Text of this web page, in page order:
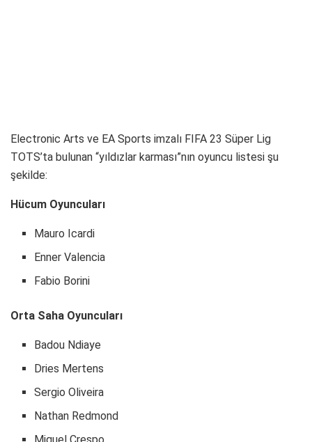
Electronic Arts ve EA Sports imzalı FIFA 23 Süper Lig
TOTS’ta bulunan “yıldızlar karması”nın oyuncu listesi şu
şekilde:
Hücum Oyuncuları
Mauro Icardi
Enner Valencia
Fabio Borini
Orta Saha Oyuncuları
Badou Ndiaye
Dries Mertens
Sergio Oliveira
Nathan Redmond